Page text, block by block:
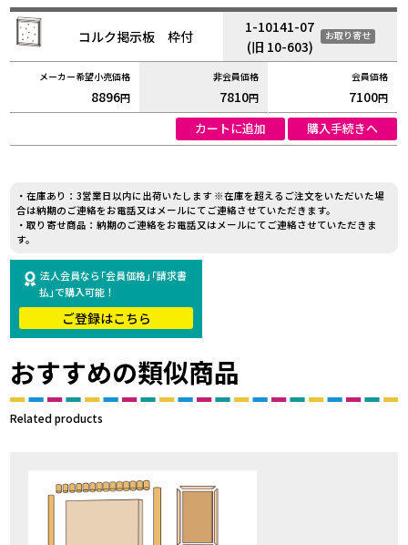
コルク掲示板 枠付
1-10141-07
(旧 10-603)
お取り寄せ
8896円 7810円 7100円
カートに追加 購入手続きへ
・在庫あり：3営業日以内に出荷いたします ※在庫を超えるご注文をいただいた場
合は納期のご連絡をお電話又はメールにてご連絡させていただきます。
・取り寄せ商品：納期のご連絡をお電話又はメールにてご連絡させていただきま
す。
法人会員なら｢会員価格｣｢請求書
払｣で購入可能！
ご登録はこちら
おすすめの類似商品
Related products